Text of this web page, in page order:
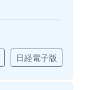
日経電子版